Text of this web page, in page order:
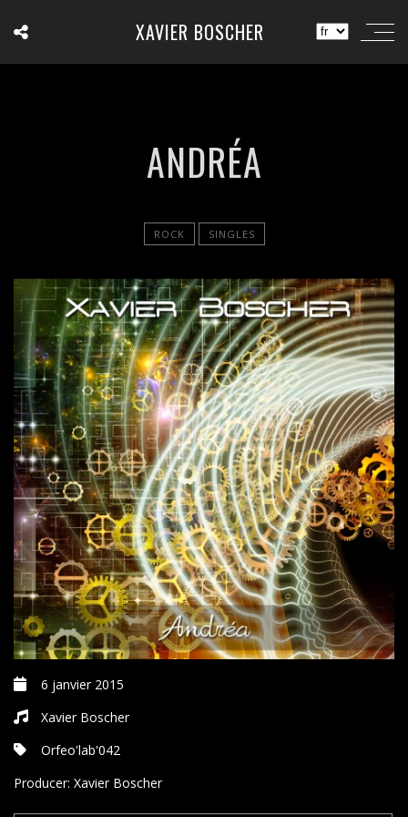
XAVIER BOSCHER
ANDRÉA
ROCK SINGLES
6 janvier 2015
Xavier Boscher
Orfeo'lab'042
Producer: Xavier Boscher